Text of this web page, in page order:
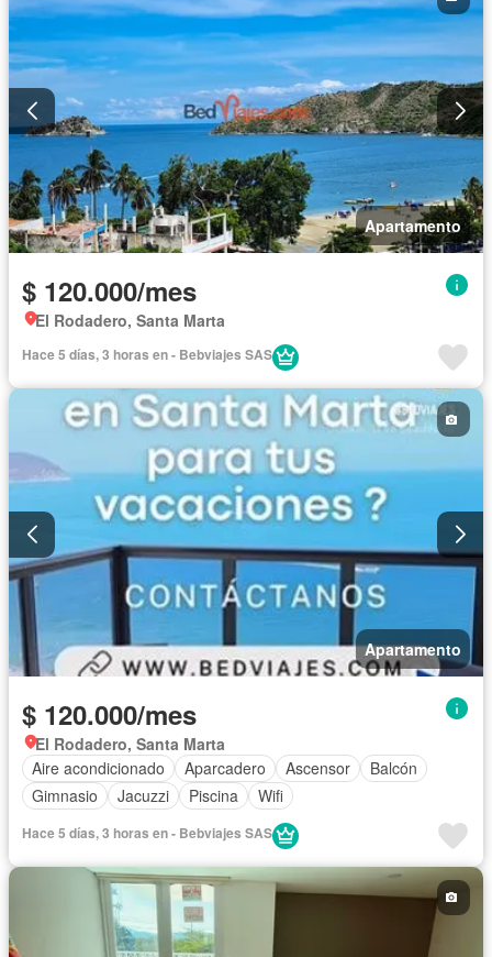
Apartamento
$ 120.000/mes
El Rodadero, Santa Marta
Hace 5 días, 3 horas en - Bebviajes SAS
Apartamento
$ 120.000/mes
El Rodadero, Santa Marta
Aire acondicionado
Aparcadero Ascensor
Balcón
Gimnasio
Jacuzzi Piscina Wifi
Hace 5 días, 3 horas en - Bebviajes SAS